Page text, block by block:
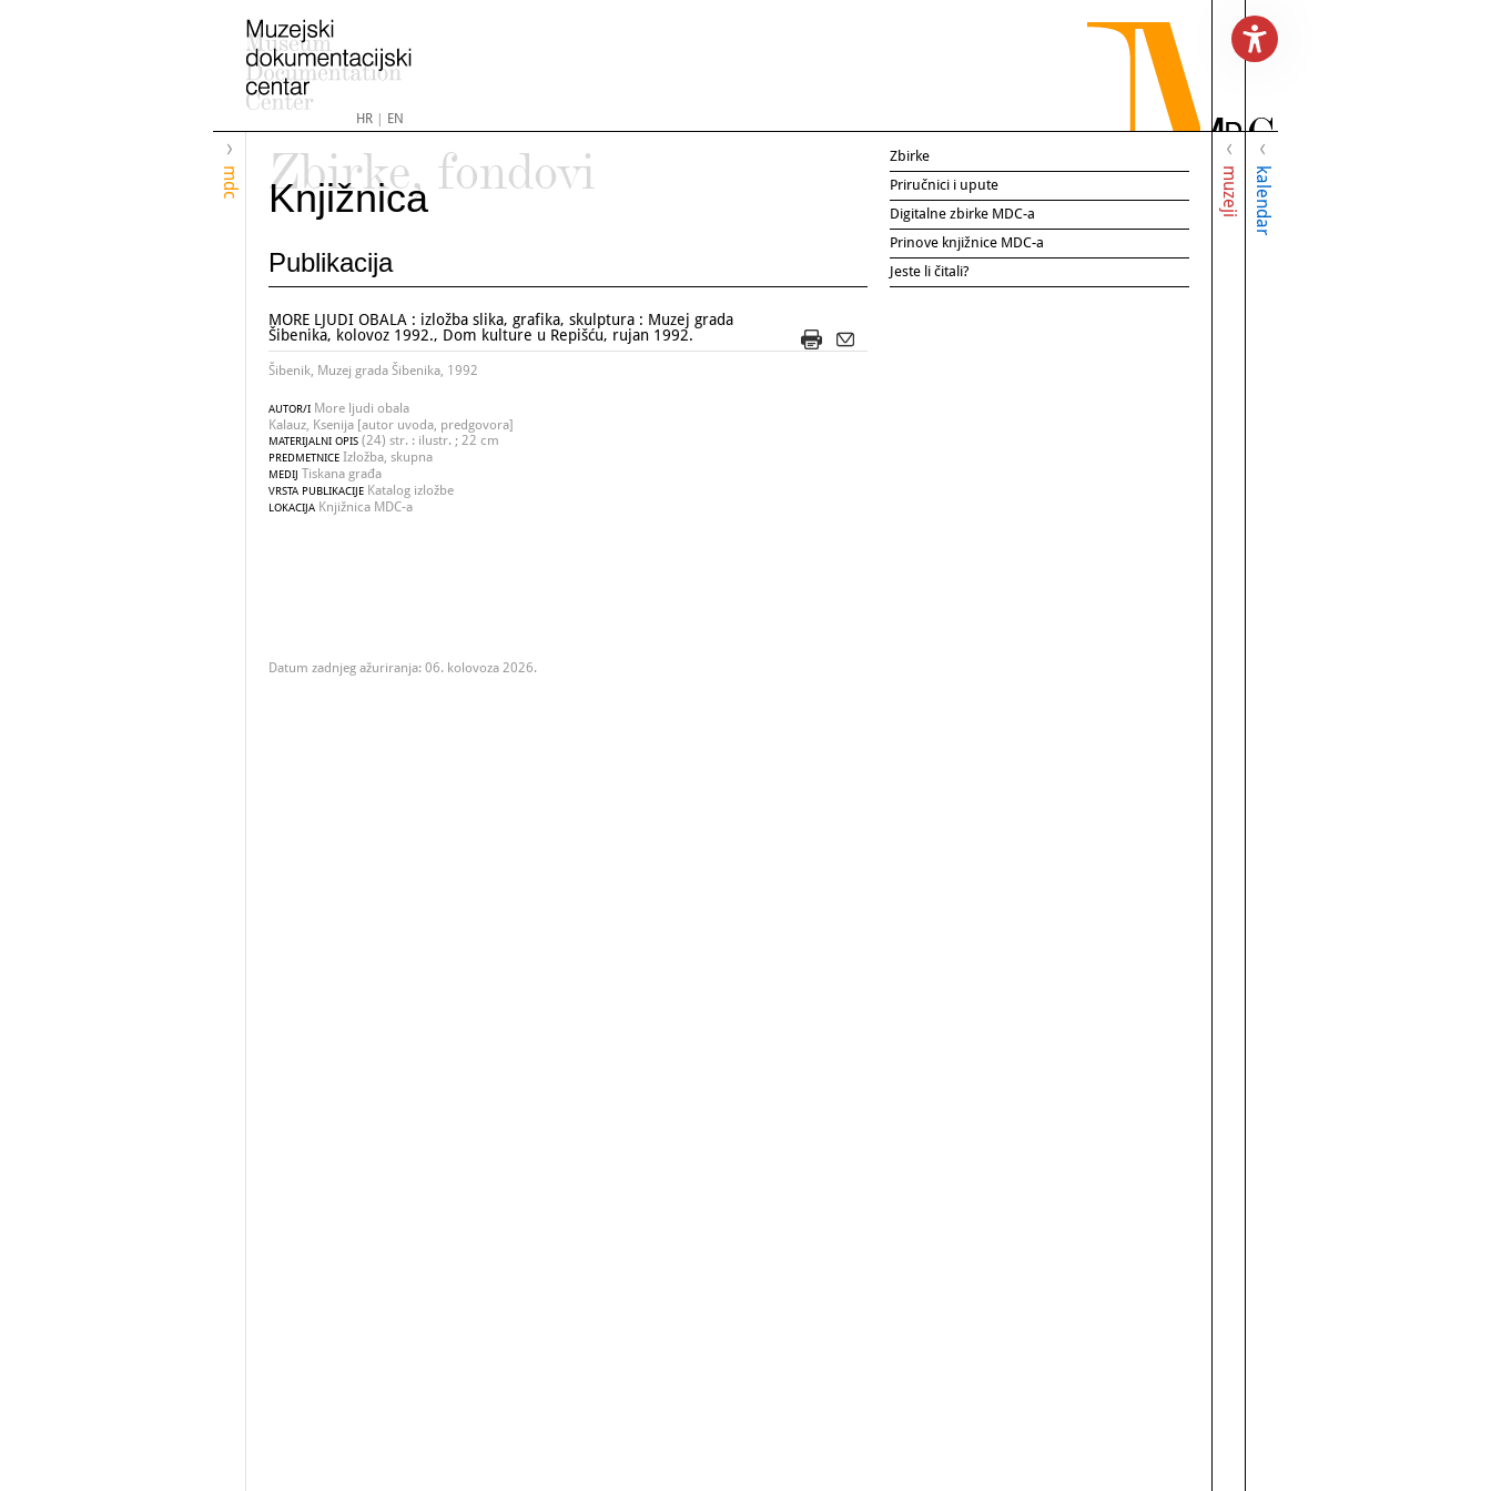
HR| EN
mdc muzeji kalendar
Zbirke, fondovi
Knjižnica
Publikacija
MORE LJUDI OBALA : izložba slika, grafika, skulptura : Muzej grada
Šibenika, kolovoz 1992., Dom kulture u Repišću, rujan 1992.
Šibenik, Muzej grada Šibenika, 1992
AUTOR/I More ljudi obala
Kalauz, Ksenija [autor uvoda, predgovora]
MATERIJALNI OPIS (24) str. : ilustr. ; 22 cm
PREDMETNICE Izložba, skupna
MEDIJ Tiskana građa
VRSTA PUBLIKACIJE Katalog izložbe
LOKACIJA Knjižnica MDC-a
Datum zadnjeg ažuriranja: 06. kolovoza 2026.
Zbirke
Priručnici i upute
Digitalne zbirke MDC-a
Prinove knjižnice MDC-a
Jeste li čitali?